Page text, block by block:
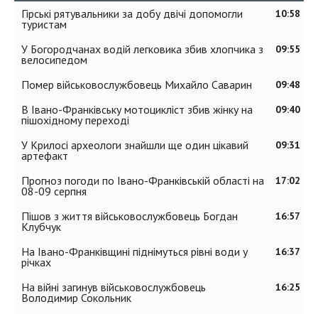
10:58
Гірські рятувальники за добу двічі допомогли
туристам
09:55
У Богородчанах водій легковика збив хлопчика з
велосипедом
09:48
Помер військовослужбовець Михайло Саварин
09:40
В Івано-Франківську мотоцикліст збив жінку на
пішохідному переході
09:31
У Крилосі археологи знайшли ще один цікавий
артефакт
17:02
Прогноз погоди по Івано-Франківській області на
08-09 серпня
16:57
Пішов з життя військовослужбовець Богдан
Клубчук
16:37
На Івано-Франківщині піднімуться рівні води у
річках
16:25
На війні загинув військовослужбовець
Володимир Сокольник